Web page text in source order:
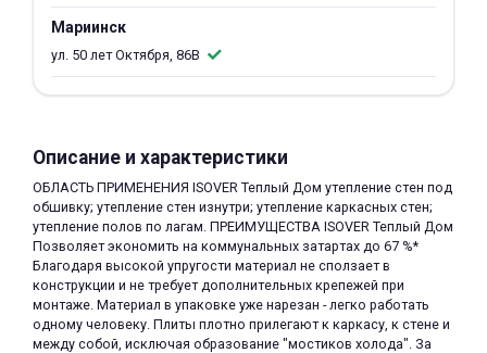
Мариинск
ул. 50 лет Октября, 86В
Описание и характеристики
ОБЛАСТЬ ПРИМЕНЕНИЯ ISOVER Теплый Дом утепление стен под
обшивку; утепление стен изнутри; утепление каркасных стен;
утепление полов по лагам. ПРЕИМУЩЕСТВА ISOVER Теплый Дом
Позволяет экономить на коммунальных затартах до 67 %*
Благодаря высокой упругости материал не сползает в
конструкции и не требует дополнительных крепежей при
монтаже. Материал в упаковке уже нарезан - легко работать
одному человеку. Плиты плотно прилегают к каркасу, к стене и
между собой, исключая образование "мостиков холода". За
недели